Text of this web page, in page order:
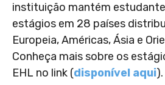
instituição mantém
estágios em 28 países
Europeia, Américas, Ásia e
Conheça mais sobre os
EHL no link (disponível aqui).